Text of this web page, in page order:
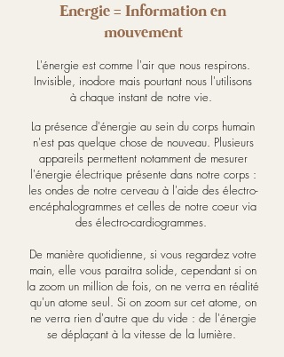
Energie = Information en
mouvement
L'énergie est comme l'air que nous respirons.
Invisible, inodore mais pourtant nous l'utilisons
à chaque instant de notre vie.
La présence d'énergie au sein du corps humain
n'est pas quelque chose de nouveau. Plusieurs
appareils permettent notamment de mesurer
l'énergie électrique présente dans notre corps :
les ondes de notre cerveau à l'aide des électro-
encéphalogrammes et celles de notre coeur via
des électro-cardiogrammes.
De manière quotidienne, si vous regardez votre
main, elle vous paraitra solide, cependant si on
la zoom un million de fois, on ne verra en réalité
qu'un atome seul. Si on zoom sur cet atome, on
ne verra rien d'autre que du vide : de l'énergie
se déplaçant à la vitesse de la lumière.